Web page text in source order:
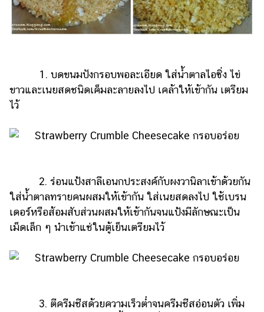
ติดต่อ
โฆษณา
งาน
กับ
1. บดขนมปังกรอบพอละเอียด ใส่น้ำตาลไอซิ่ง ไข่
ขาวและเนยสดชนิดเค็มละลายลงไป เคล้าให้เข้ากัน เตรียม
ไว้
2. ร่อนแป้งสาลีเอนกประสงค์กับผงวานิลาเข้าด้วยกัน
ใส่น้ำตาลทรายคนผสมให้เข้ากัน ใส่เนยสดลงไป ใช้เบรน
เดอร์หรือส้อมสับส่วนผสมให้เข้ากันจนแป้งมีลักษณะเป็น
เม็ดเล็ก ๆ นำเข้าแช่ในตู้เย็นเตรียมไว้
3. ตีครีมชีสด้วยความเร็วต่ำจนครีมชีสอ่อนตัว เพิ่ม